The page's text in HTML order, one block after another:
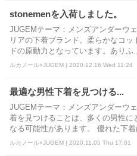
stonemenを入荷しました。
JUGEMテーマ：メンズアンダーウ
リアの下着ブランド。柔らかなコ
ドの原動力となっています。ありふ...
ルカノール×JUGEM | 2020.12.16 Wed 11:24
最適な男性下着を見つける...
JUGEMテーマ：メンズアンダー
着を見つけることは、多くの男性に
なる可能性があります。 優れた下着
ルカノール×JUGEM | 2020.11.05 Thu 17:01